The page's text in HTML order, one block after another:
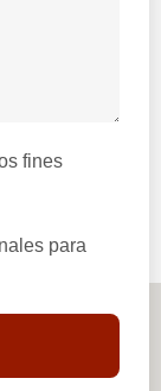
fines
para